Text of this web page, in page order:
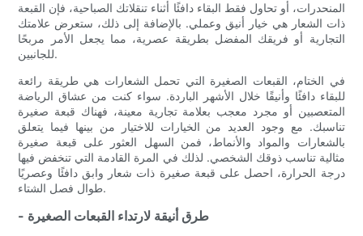
المنحدرات، أو تحاول فقط البقاء دافئًا أثناء تنقلاتك الصباحية، فإن القبعة
ذات الشعار هي خيار أنيق وعملي. بالإضافة إلى ذلك، ستعرض علامتك
التجارية أو فريقك المفضل بطريقة عصرية، مما يجعل الأمر مربحًا
للجانبين.
في الختام، القبعات الصغيرة التي تحمل الشعارات هي طريقة رائعة
للبقاء دافئًا وأنيقًا خلال الأشهر الباردة. سواء كنت من عشاق الرياضة
المتعصبين أو مجرد معجب بعلامة تجارية معينة، فهناك قبعة صغيرة
تناسبك. مع وجود العديد من الخيارات للاختيار من بينها فيما يتعلق
بالشعارات والمواد والأنماط، فمن السهل العثور على قبعة صغيرة
مثالية تناسب ذوقك الشخصي. لذلك في المرة القادمة التي تنخفض فيها
درجة الحرارة، احصل على قبعة صغيرة ذات شعار وابق دافئًا وعصريًا
طوال فصل الشتاء.
- طرق أنيقة لارتداء القبعات الصغيرة